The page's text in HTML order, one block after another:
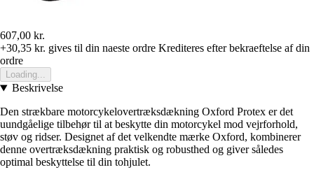
607,00 kr.
+30,35 kr. gives til din naeste ordre Krediteres efter bekraeftelse af din
ordre
Loading...
Beskrivelse
Den strækbare motorcykelovertræksdækning Oxford Protex er det
uundgåelige tilbehør til at beskytte din motorcykel mod vejrforhold,
støv og ridser. Designet af det velkendte mærke Oxford, kombinerer
denne overtræksdækning praktisk og robusthed og giver således
optimal beskyttelse til din tohjulet.